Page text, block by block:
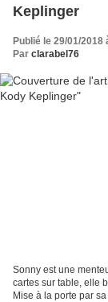
Keplinger
Publié le 29/01/2018
Par clarabel76
Sonny est une
cartes sur table, elle
Mise à la porte par